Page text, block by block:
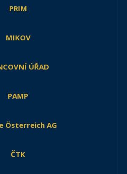
PRIM
MIKOV
ÚŘAD
PAMP
Österreich AG
ČTK